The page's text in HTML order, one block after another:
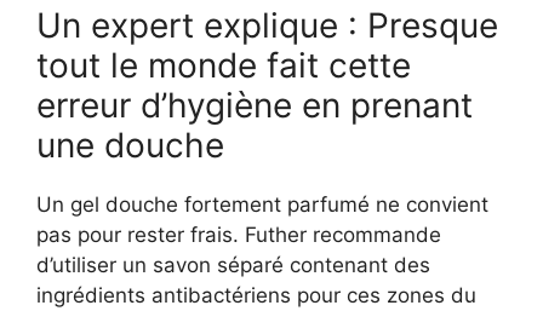
Un expert explique : Presque
tout le monde fait cette
erreur d’hygiène en prenant
une douche
Un gel douche fortement parfumé ne convient
pas pour rester frais. Futher recommande
d’utiliser un savon séparé contenant des
ingrédients antibactériens pour ces zones du